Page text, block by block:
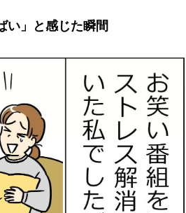
い」と感じた瞬間